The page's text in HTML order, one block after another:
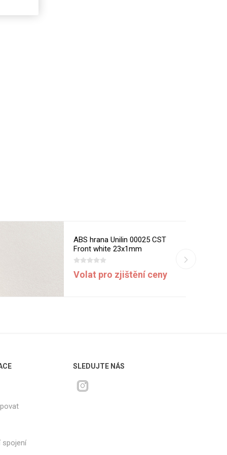
ABS hrana Unilin 00025 CST
Front white 23x1mm
Volat pro zjištění ceny
spojení
SLEDUJTE NÁS